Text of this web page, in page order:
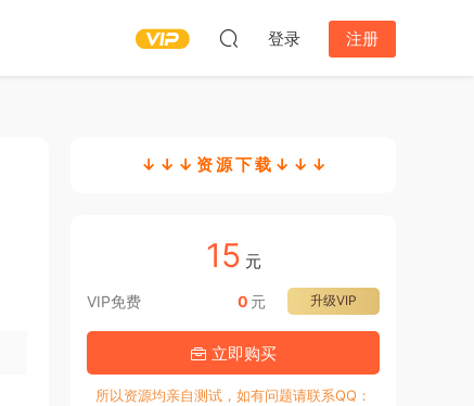
登录 注册
↓ ↓ ↓ 资 源 下 载 ↓ ↓ ↓
15 元
VIP免费 升级VIP
0 元
立即购买
所以资源均亲自测试，如有问题请联系QQ：